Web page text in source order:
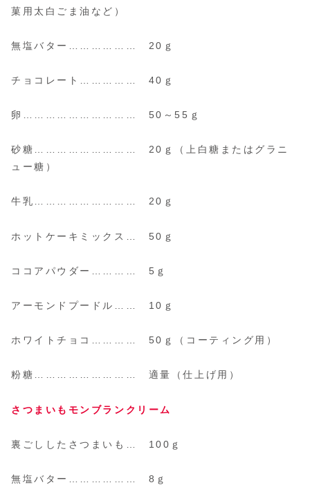
菓用太白ごま油など）
無塩バター……………… 20ｇ
チョコレート…………… 40ｇ
卵………………………… 50～55ｇ
砂糖……………………… 20ｇ
（上白糖またはグラニ
ュー糖）
牛乳……………………… 20ｇ
ホットケーキミックス… 50ｇ
ココアパウダー………… 5ｇ
アーモンドプードル…… 10ｇ
ホワイトチョコ………… 50ｇ （コーティング用）
粉糖……………………… 適量 （仕上げ用）
さつまいも モンブラン クリーム
裏ごししたさつまいも… 100ｇ
無塩バター……………… 8ｇ